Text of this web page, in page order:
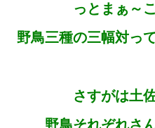
っとまぁ～
野鳥三種の三幅対っ
さすがは土
野鳥それぞれさ